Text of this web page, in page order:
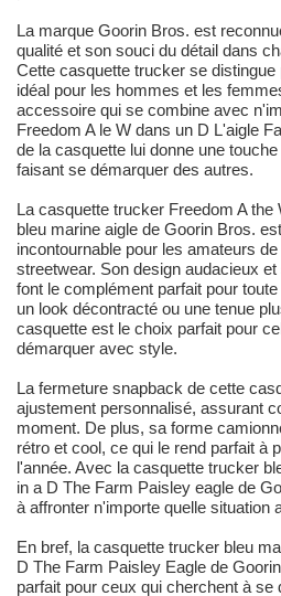
La marque Goorin Bros. est
qualité et son souci du détail dans
Cette casquette trucker se
idéal pour les hommes et les
accessoire qui se combine avec
Freedom A le W dans un D L'aigle
de la casquette lui donne une
faisant se démarquer des autres.
La casquette trucker Freedom A
bleu marine aigle de Goorin Bros.
incontournable pour les amateurs
streetwear. Son design audacieux
font le complément parfait pour
un look décontracté ou une tenue
casquette est le choix parfait pour
démarquer avec style.
La fermeture snapback de cette
ajustement personnalisé, assurant
moment. De plus, sa forme
rétro et cool, ce qui le rend parfait à
l'année. Avec la casquette trucker
in a D The Farm Paisley eagle de
à affronter n'importe quelle situation
En bref, la casquette trucker bleu
D The Farm Paisley Eagle de
parfait pour ceux qui cherchent à se